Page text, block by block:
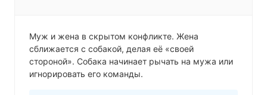
Муж и жена в скрытом конфликте. Жена
сближается с собакой, делая её «своей
стороной». Собака начинает рычать на мужа или
игнорировать его команды.